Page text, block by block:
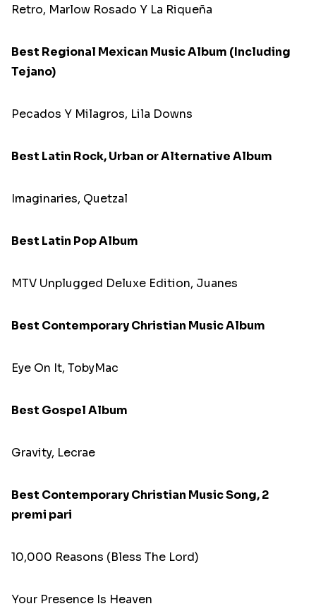
Retro, Marlow Rosado Y La Riqueña
Best Regional Mexican Music Album (Including
Tejano)
Pecados Y Milagros, Lila Downs
Best Latin Rock, Urban or Alternative Album
Imaginaries, Quetzal
Best Latin Pop Album
MTV Unplugged Deluxe Edition, Juanes
Best Contemporary Christian Music Album
Eye On It, TobyMac
Best Gospel Album
Gravity, Lecrae
Best Contemporary Christian Music Song, 2
premi pari
10,000 Reasons (Bless The Lord)
Your Presence Is Heaven